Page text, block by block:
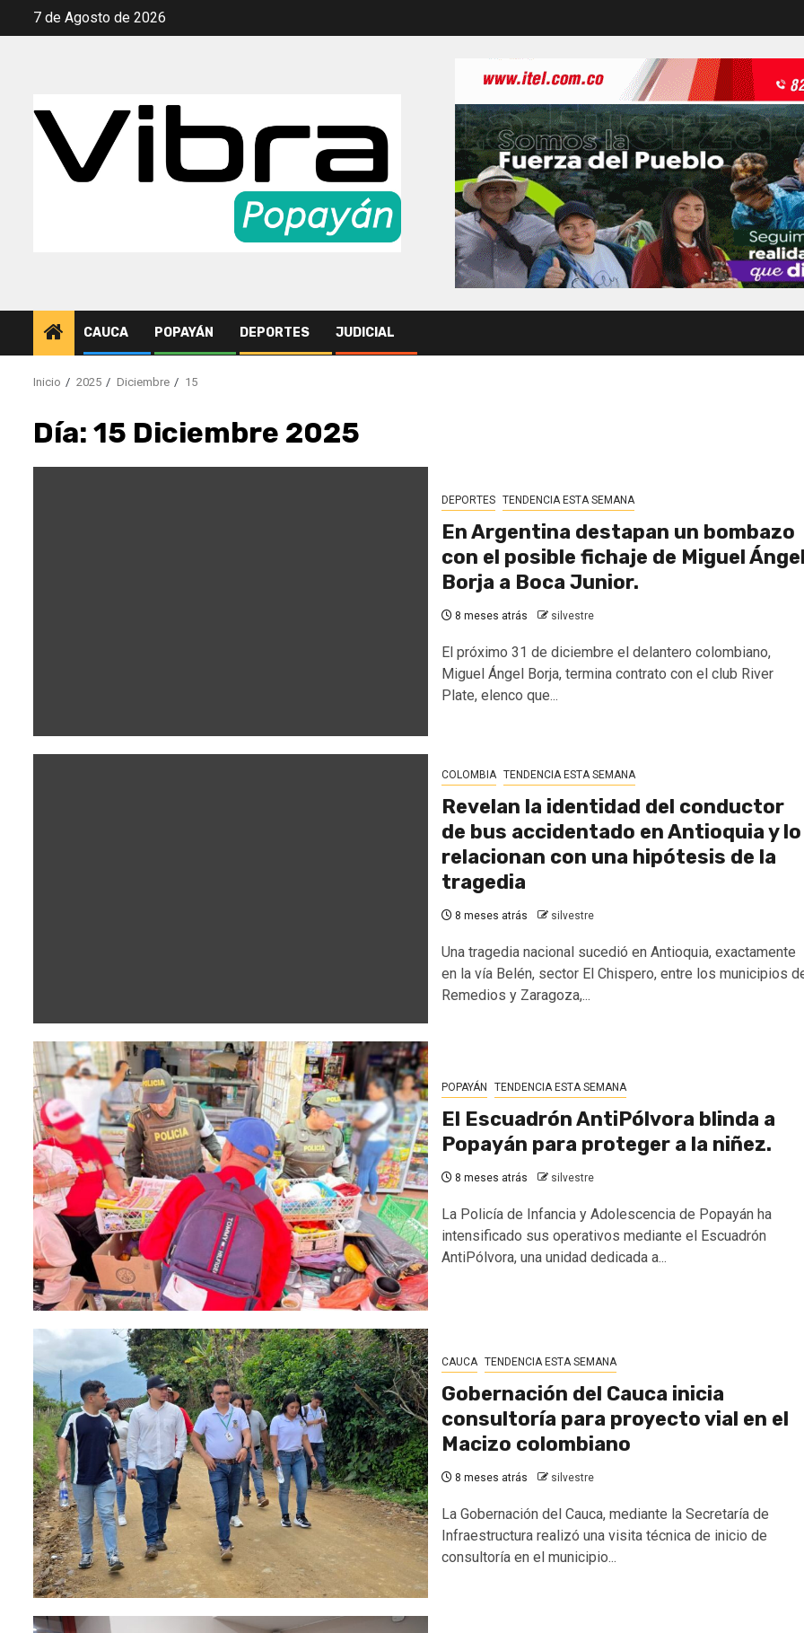
Saltar7 de Agosto de 2026
CAUCA POPAYÁN DEPORTES JUDICIAL
Inicio 2025 Diciembre 15
Día: 15 Diciembre 2025
DEPORTES TENDENCIA ESTA SEMANA
En Argentina destapan un bombazo
con el posible fichaje de Miguel
Borja a Boca Junior.
8 meses atrás silvestre
El próximo 31 de diciembre el delantero colombiano,
Miguel Ángel Borja, termina contrato con el club River
Plate, elenco que...
COLOMBIA TENDENCIA ESTA SEMANA
Revelan la identidad del conductor
de bus accidentado en Antioquia y lo
relacionan con una hipótesis de la
tragedia
8 meses atrás silvestre
Una tragedia nacional sucedió en Antioquia, exactamente
en la vía Belén, sector El Chispero, entre los municipios
Remedios y Zaragoza,...
POPAYÁN TENDENCIA ESTA SEMANA
El Escuadrón AntiPólvora blinda a
Popayán para proteger a la niñez.
8 meses atrás silvestre
La Policía de Infancia y Adolescencia de Popayán ha
intensificado sus operativos mediante el Escuadrón
AntiPólvora, una unidad dedicada a...
CAUCA TENDENCIA ESTA SEMANA
Gobernación del Cauca inicia
consultoría para proyecto vial en el
Macizo colombiano
8 meses atrás silvestre
La Gobernación del Cauca, mediante la Secretaría de
Infraestructura realizó una visita técnica de inicio de
consultoría en el municipio...